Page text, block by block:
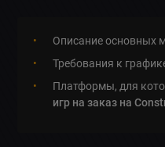
Описание основных
Требования к
Платформы, для
игр на заказ на